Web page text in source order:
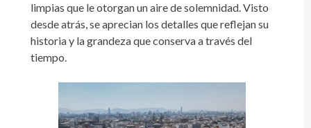
limpias que le otorgan un aire de solemnidad. Visto
desde atrás, se aprecian los detalles que reflejan su
historia y la grandeza que conserva a través del
tiempo.